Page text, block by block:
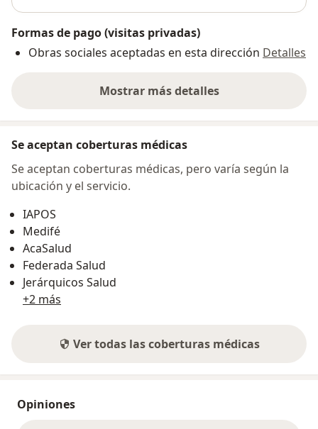
Formas de pago (visitas privadas)
Obras sociales aceptadas en esta dirección Detalles
Mostrar más detalles
sobre la dirección
Se aceptan coberturas médicas
Se aceptan coberturas médicas, pero varía según la
ubicación y el servicio.
IAPOS
Medifé
AcaSalud
Federada Salud
Jerárquicos Salud
+2 más
Ver todas las coberturas médicas
Opiniones